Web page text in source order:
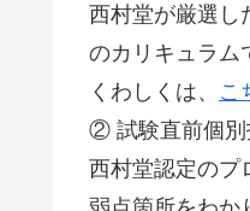
西村堂が厳選し
のカリキュラム
くわしくは、 こ
② 試験直前個別
西村堂認定のプ